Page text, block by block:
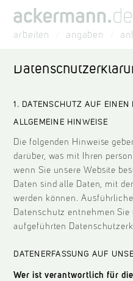
arbeiten angaben
1. DATENSCHUTZ AUF EINEN
ALLGEMEINE HINWEISE
Die folgenden Hinweise
darüber, was mit Ihren
wenn Sie unsere Website
Daten sind alle Daten, mit
werden können.
Datenschutz entnehmen Sie
aufgeführten
DATENERFASSUNG AUF
Wer ist verantwortlich für